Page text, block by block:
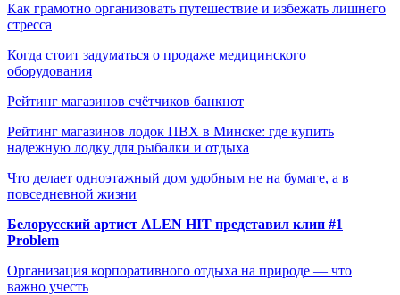
Как грамотно организовать путешествие и избежать лишнего
стресса
Когда стоит задуматься о продаже медицинского
оборудования
Рейтинг магазинов счётчиков банкнот
Рейтинг магазинов лодок ПВХ в Минске: где купить
надежную лодку для рыбалки и отдыха
Что делает одноэтажный дом удобным не на бумаге, а в
повседневной жизни
Белорусский артист ALEN HIT представил клип #1
Problem
Организация корпоративного отдыха на природе — что
важно учесть